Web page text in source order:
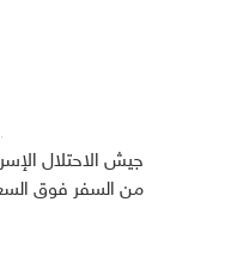
جيش الاحتلال
من السفر فوق